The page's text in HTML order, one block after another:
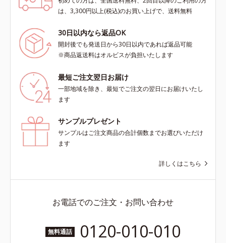
は、3,300円以上(税込)のお買い上げで、送料無料
30日以内なら返品OK
開封後でも発送日から30日以内であれば返品可能
※商品返送料はオルビスが負担いたします
最短ご注文翌日お届け
一部地域を除き、最短でご注文の翌日にお届けいたし
ます
サンプルプレゼント
サンプルはご注文商品の合計個数までお選びいただけ
ます
詳しくはこちら
お電話でのご注文・お問い合わせ
無料通話 0120-010-010